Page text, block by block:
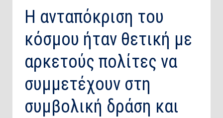
Η ανταπόκριση του
κόσμου ήταν θετική με
αρκετούς πολίτες να
συμμετέχουν στη
συμβολική δράση και